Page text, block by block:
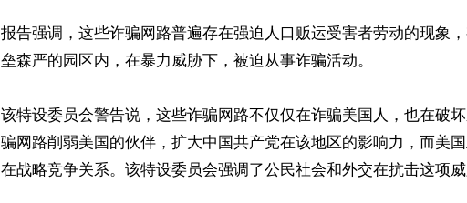
报告强调，这些诈骗网路普遍存在强迫人口贩运受害者劳动的现象
垒森严的园区内，在暴力威胁下，被迫从事诈骗活动。
该特设委员会警告说，这些诈骗网路不仅仅在诈骗美国人，也在破
骗网路削弱美国的伙伴，扩大中国共产党在该地区的影响力，而美
在战略竞争关系。该特设委员会强调了公民社会和外交在抗击这项威